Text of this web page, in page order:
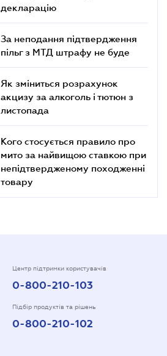
декларацію
За неподання підтвердження
пільг з МТД штрафу не буде
Як зміниться розрахунок
акцизу за алкоголь і тютюн з
листопада
Кого стосується правило про
мито за найвищою ставкою при
непідтвердженому походженні
товару
Центр підтримки користувачів
0-800-210-103
Підбір продуктів та рішень
0-800-210-102